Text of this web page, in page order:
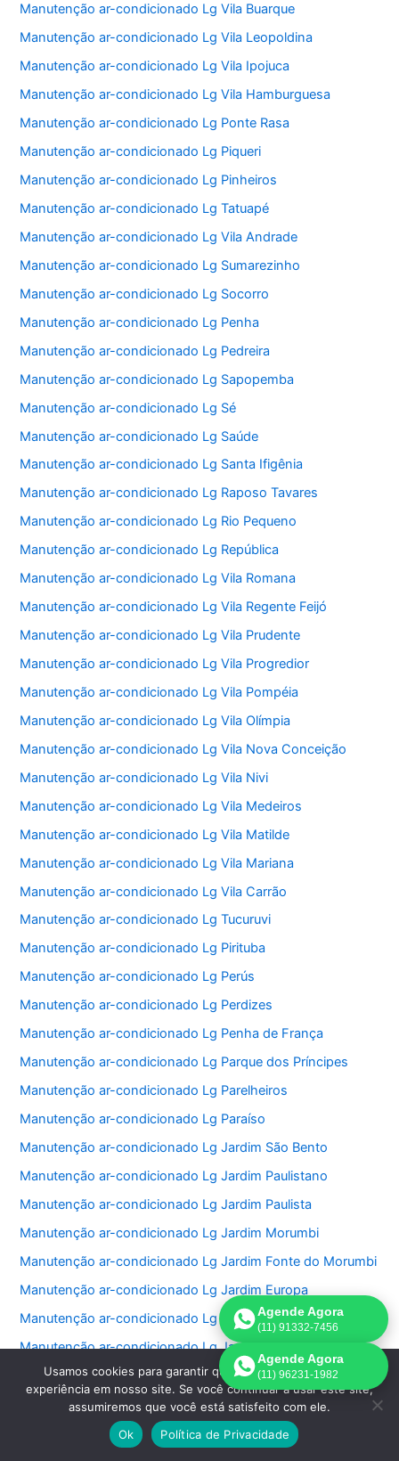
Manutenção ar-condicionado Lg Vila Buarque
Manutenção ar-condicionado Lg Vila Leopoldina
Manutenção ar-condicionado Lg Vila Ipojuca
Manutenção ar-condicionado Lg Vila Hamburguesa
Manutenção ar-condicionado Lg Ponte Rasa
Manutenção ar-condicionado Lg Piqueri
Manutenção ar-condicionado Lg Pinheiros
Manutenção ar-condicionado Lg Tatuapé
Manutenção ar-condicionado Lg Vila Andrade
Manutenção ar-condicionado Lg Sumarezinho
Manutenção ar-condicionado Lg Socorro
Manutenção ar-condicionado Lg Penha
Manutenção ar-condicionado Lg Pedreira
Manutenção ar-condicionado Lg Sapopemba
Manutenção ar-condicionado Lg Sé
Manutenção ar-condicionado Lg Saúde
Manutenção ar-condicionado Lg Santa Ifigênia
Manutenção ar-condicionado Lg Raposo Tavares
Manutenção ar-condicionado Lg Rio Pequeno
Manutenção ar-condicionado Lg República
Manutenção ar-condicionado Lg Vila Romana
Manutenção ar-condicionado Lg Vila Regente Feijó
Manutenção ar-condicionado Lg Vila Prudente
Manutenção ar-condicionado Lg Vila Progredior
Manutenção ar-condicionado Lg Vila Pompéia
Manutenção ar-condicionado Lg Vila Olímpia
Manutenção ar-condicionado Lg Vila Nova Conceição
Manutenção ar-condicionado Lg Vila Nivi
Manutenção ar-condicionado Lg Vila Medeiros
Manutenção ar-condicionado Lg Vila Matilde
Manutenção ar-condicionado Lg Vila Mariana
Manutenção ar-condicionado Lg Vila Carrão
Manutenção ar-condicionado Lg Tucuruvi
Manutenção ar-condicionado Lg Pirituba
Manutenção ar-condicionado Lg Perús
Manutenção ar-condicionado Lg Perdizes
Manutenção ar-condicionado Lg Penha de França
Manutenção ar-condicionado Lg Parque dos Príncipes
Manutenção ar-condicionado Lg Parelheiros
Manutenção ar-condicionado Lg Paraíso
Manutenção ar-condicionado Lg Jardim São Bento
Manutenção ar-condicionado Lg Jardim Paulistano
Manutenção ar-condicionado Lg Jardim Paulista
Manutenção ar-condicionado Lg Jardim Morumbi
Manutenção ar-condicionado Lg Jardim Fonte do Morumbi
Manutenção ar-condicionado Lg Jardim Europa
Manutenção ar-condicionado Lg Jardim das Perdizes
Manutenção ar-condicionado Lg Jardim das Acacias
Manutenção ar-condicionado Lg Jardim da Saúde
Manutenção ar-condicionado Lg Jardim Bonfiglioli
Manutenção ar-condicionado Lg Jardim Ângela
Agende Agora
(11) 91332-7456
Agende Agora
(11) 96231-1982
Usamos cookies para garantir que oferecemos a melhor
experiência em nosso site. Se você continuar a usar este site,
assumiremos que você está satisfeito com ele.
Ok
Política de Privacidade